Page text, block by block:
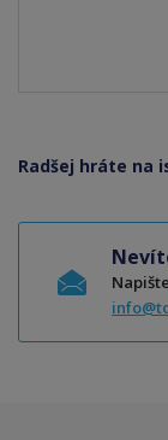
Radšej hráte na